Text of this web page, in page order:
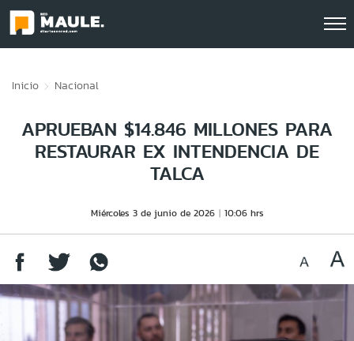
Inicio Nacional
APRUEBAN $14.846 MILLONES PARA
RESTAURAR EX INTENDENCIA DE
TALCA
Miércoles 3 de junio de 2026 10:06 hrs